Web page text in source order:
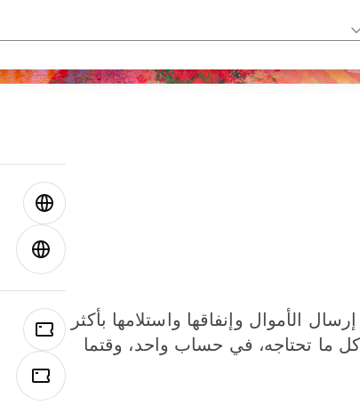
الأموال وإنفاقها واستلامها بأكثر
كل ما تحتاجه، في حساب واحد، وقتما